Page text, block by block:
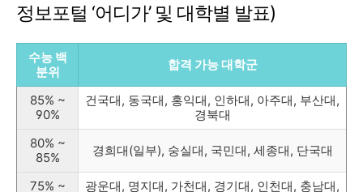
정보포털 ‘어디가’ 및 대학별 발표)
수능 백
분위
합격 가능 대학군
85% ~
90%
건국대, 동국대, 홍익대, 인하대, 아주대, 부산대,
경북대
80% ~
85%
경희대(일부), 숭실대, 국민대, 세종대, 단국대
75% ~
광운대, 명지대, 가천대, 경기대, 인천대, 충남대,